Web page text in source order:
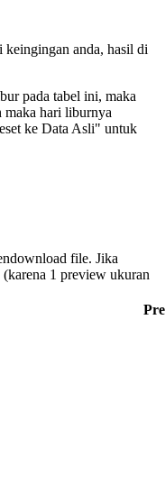
keingingan anda, hasil di
pada tabel ini, maka
maka hari liburnya
ke Data Asli" untuk
file. Jika
1 preview ukuran